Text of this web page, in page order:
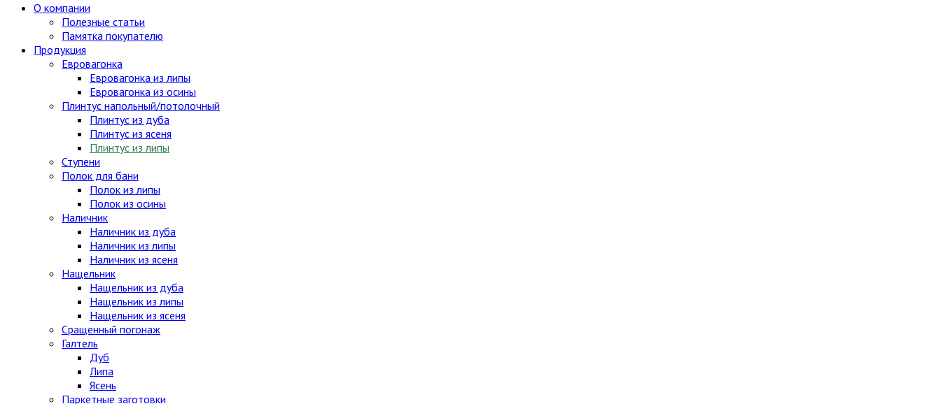
О компании
Полезные статьи
Памятка покупателю
Продукция
Евровагонка
Евровагонка из липы
Евровагонка из осины
Плинтус напольный/потолочный
Плинтус из дуба
Плинтус из ясеня
Плинтус из липы
Ступени
Полок для бани
Полок из липы
Полок из осины
Наличник
Наличник из дуба
Наличник из липы
Наличник из ясеня
Нащельник
Нащельник из дуба
Нащельник из липы
Нащельник из ясеня
Сращенный погонаж
Галтель
Дуб
Липа
Ясень
Паркетные заготовки